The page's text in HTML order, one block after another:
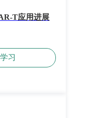
T应用进展
习